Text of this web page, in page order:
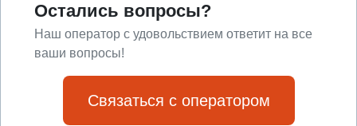
Остались вопросы?
Наш оператор с удовольствием ответит на все
ваши вопросы!
Связаться с оператором